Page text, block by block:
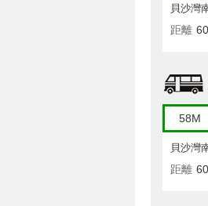
貝沙灣
距離
58M
貝沙灣
距離